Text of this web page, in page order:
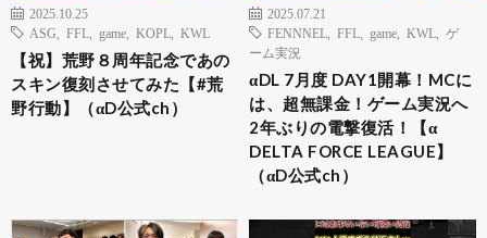
2025.10.25
ASG
FFL game KOPL KWL
【祝】荒野８周年記念であの
スキン復刻させてみた【#荒
野行動】（αD公式ch）
2025.07.21
FENNNEL
FFL game KWL
ゲ
ーム実況
αDL 7月度 DAY1開幕！MCに
は、超無課金！ゲーム実況へ
2年ぶりの電撃復活！【α
DELTA FORCE LEAGUE】
（αD公式ch）